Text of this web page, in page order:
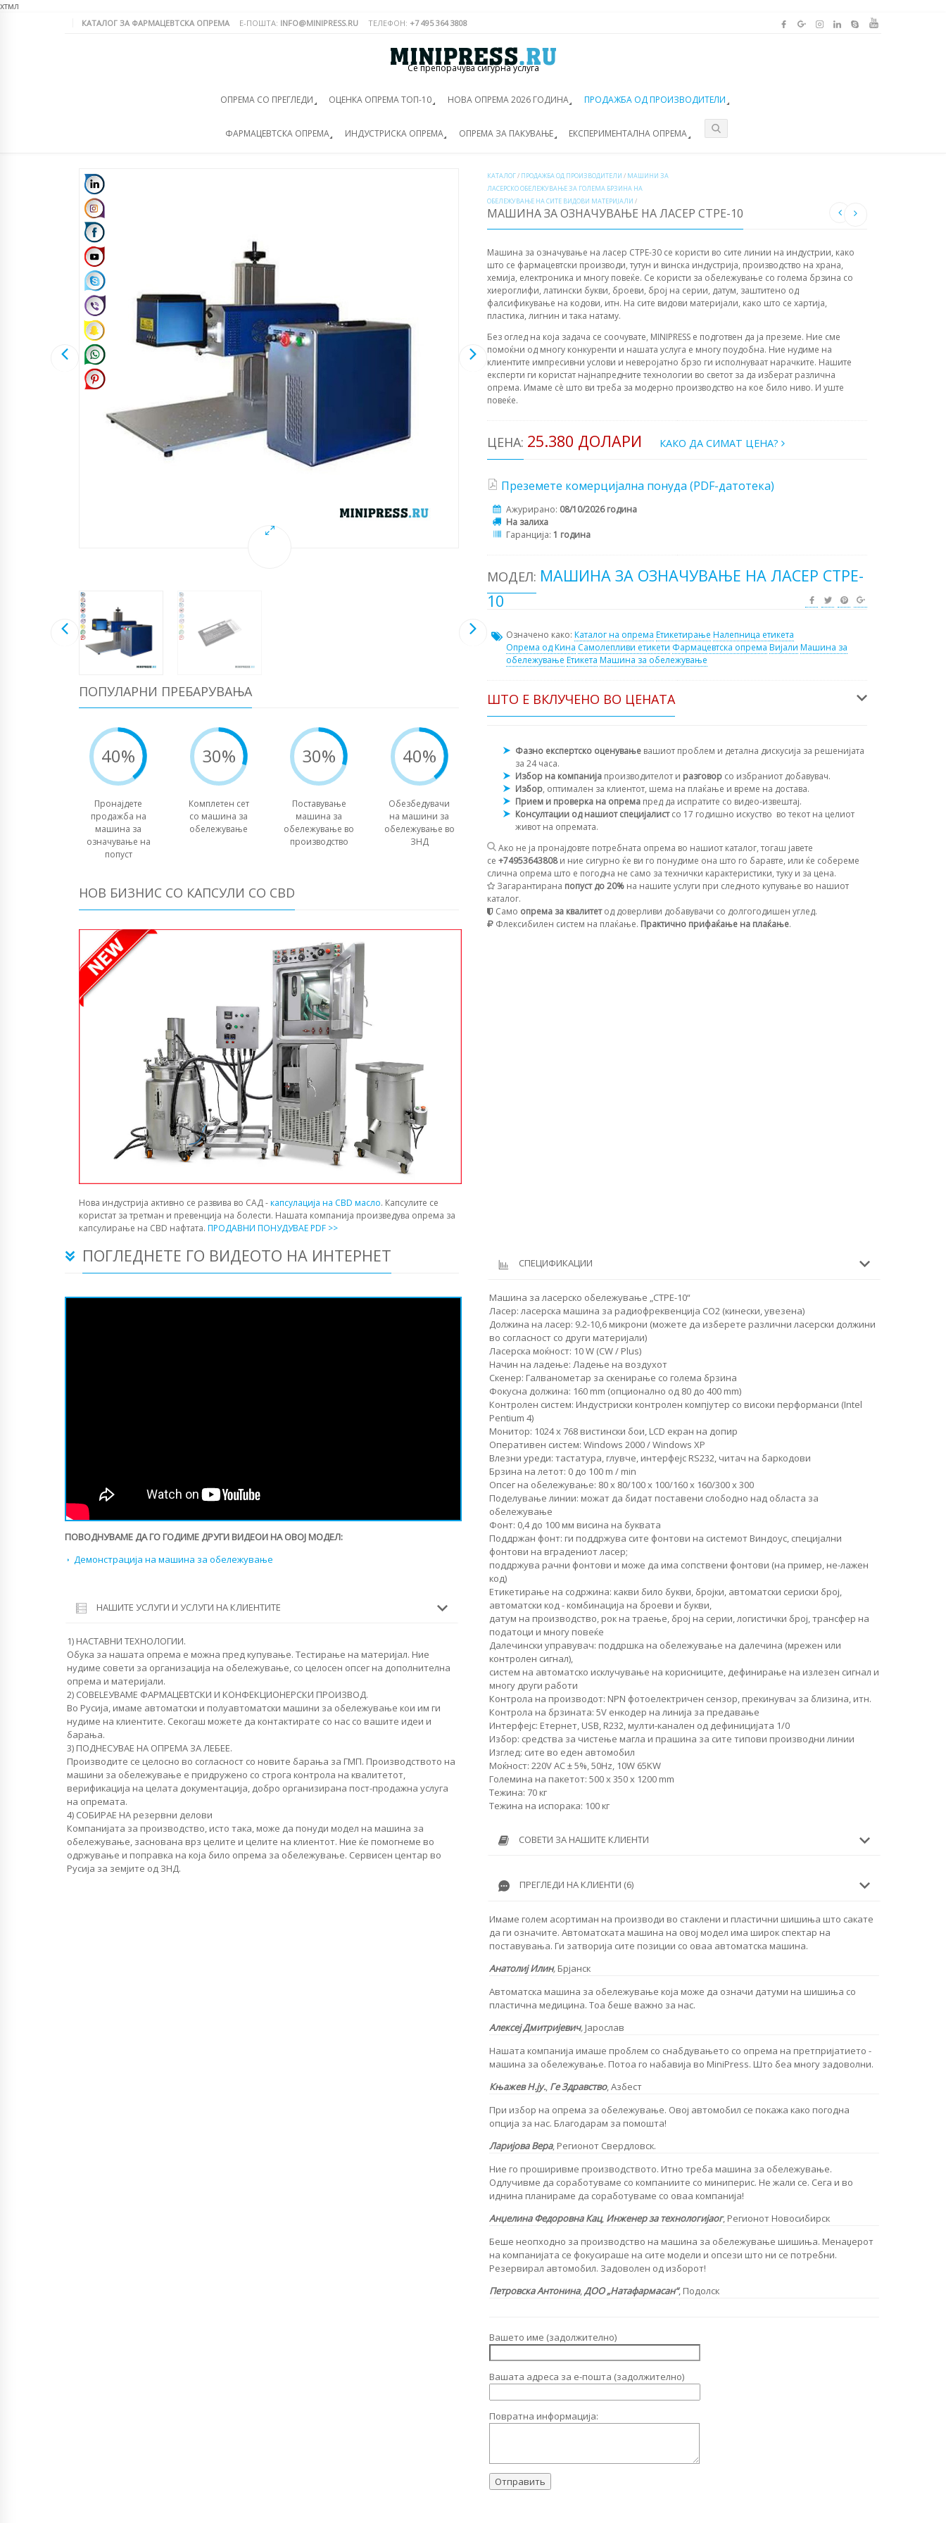
хтмл
КАТАЛОГ ЗА ФАРМАЦЕВТСКА ОПРЕМА Е-ПОШТА: INFO@MINIPRESS.RU ТЕЛЕФОН: +7 495 364 3808
Се препорачува сигурна услуга
ОПРЕМА СО ПРЕГЛЕДИ ОЦЕНКА ОПРЕМА ТОП-10 НОВА ОПРЕМА 2026 ГОДИНА ПРОДАЖБА ОД ПРОИЗВОДИТЕЛИ
ФАРМАЦЕВТСКА ОПРЕМА ИНДУСТРИСКА ОПРЕМА ОПРЕМА ЗА ПАКУВАЊЕ ЕКСПЕРИМЕНТАЛНА ОПРЕМА
ПОПУЛАРНИ ПРЕБАРУВАЊА
40%
Пронајдете
продажба на
машина за
означување на
попуст
30%
Комплетен сет
со машина за
обележување
30%
Поставување
машина за
обележување во
производство
40%
Обезбедувачи
на машини за
обележување во
ЗНД
НОВ БИЗНИС СО КАПСУЛИ СО CBD
Нова индустрија активно се развива во САД -капсулација на CBD масло. Капсулите се
користат за третман и превенција на болести. Нашата компанија произведува опрема за
капсулирање на CBD нафтата. ПРОДАВНИ ПОНУДУВАЕ PDF >>
КАТАЛОГ/ ПРОДАЖБА ОД ПРОИЗВОДИТЕЛИ / МАШИНИ ЗА
ЛАСЕРСКО ОБЕЛЕЖУВАЊЕ ЗА ГОЛЕМА БРЗИНА НА
ОБЕЛЕЖУВАЊЕ НА СИТЕ ВИДОВИ МАТЕРИЈАЛИ /
МАШИНА ЗА ОЗНАЧУВАЊЕ НА ЛАСЕР CTPE-10
Машина за означување на ласер CTPE-30 се користи во сите линии на индустрии, како
што се фармацевтски производи, тутун и винска индустрија, производство на храна,
хемија, електроника и многу повеќе. Се користи за обележување со голема брзина со
хиероглифи, латински букви, броеви, број на серии, датум, заштитено од
фалсификување на кодови, итн. На сите видови материјали, како што се хартија,
пластика, лигнин и така натаму.
Без оглед на која задача се соочувате, MINIPRESS е подготвен да ја преземе. Ние сме
помоќни од многу конкуренти и нашата услуга е многу поудобна. Ние нудиме на
клиентите импресивни услови и неверојатно брзо ги исполнуваат нарачките. Нашите
експерти ги користат најнапредните технологии во светот за да изберат различна
опрема. Имаме сè што ви треба за модерно производство на кое било ниво. И уште
повеќе.
ЦЕНА: 25.380 ДОЛАРИ КАКО ДА СИМАТ ЦЕНА?
Преземете комерцијална понуда (PDF-датотека)
Ажурирано: 08/10/2026 година
На залиха
Гаранција: 1 година
МОДЕЛ: МАШИНА ЗА ОЗНАЧУВАЊЕ НА ЛАСЕР CTPE-
10
Означено како: Каталог на опрема Етикетирање Налепница етикета
Опрема од Кина Самолепливи етикети Фармацевтска опрема Вијали Машина за
обележување Етикета Машина за обележување
ШТО Е ВКЛУЧЕНО ВО ЦЕНАТА
Фазно експертско оценување вашиот проблем и детална дискусија за решенијата
за 24 часа.
Избор на компанија производителот и разговор со избраниот добавувач.
Избор, оптимален за клиентот, шема на плаќање и време на достава.
Прием и проверка на опрема пред да испратите со видео-извештај.
Консултации од нашиот специјалистсо 17 годишно искуство во текот на целиот
живот на опремата.
Ако не ја пронајдовте потребната опрема во нашиот каталог, тогаш јавете
се +74953643808и ние сигурно ќе ви го понудиме она што го баравте, или ќе собереме
слична опрема што е погодна не само за технички карактеристики, туку и за цена.
Загарантирана попуст до 20% на нашите услуги при следното купување во нашиот
каталог.
Само опрема за квалитетод доверливи добавувачи со долгогодишен углед.
Флексибилен систем на плаќање. Практично прифаќање на плаќање.
ПОГЛЕДНЕТЕ ГО ВИДЕОТО НА ИНТЕРНЕТ
ПОВОДНУВАМЕ ДА ГО ГОДИМЕ ДРУГИ ВИДЕОИ НА ОВОЈ МОДЕЛ:
Демонстрација на машина за обележување
НАШИТЕ УСЛУГИ И УСЛУГИ НА КЛИЕНТИТЕ
1) НАСТАВНИ ТЕХНОЛОГИИ.
Обука за нашата опрема е можна пред купување. Тестирање на материјал. Ние
нудиме совети за организација на обележување, со целосен опсег на дополнителна
опрема и материјали.
2) СОВЕLEУВАМЕ ФАРМАЦЕВТСКИ И КОНФЕКЦИОНЕРСКИ ПРОИЗВОД.
Во Русија, имаме автоматски и полуавтоматски машини за обележување кои им ги
нудиме на клиентите. Секогаш можете да контактирате со нас со вашите идеи и
барања.
3) ПОДНЕСУВАЕ НА ОПРЕМА ЗА ЛЕБЕЕ.
Производите се целосно во согласност со новите барања за ГМП. Производството на
машини за обележување е придружено со строга контрола на квалитетот,
верификација на целата документација, добро организирана пост-продажна услуга
на опремата.
4) СОБИРАЕ НА резервни делови
Компанијата за производство, исто така, може да понуди модел на машина за
обележување, заснована врз целите и целите на клиентот. Ние ќе помогнеме во
одржување и поправка на која било опрема за обележување. Сервисен центар во
Русија за земјите од ЗНД.
СПЕЦИФИКАЦИИ
Машина за ласерско обележување „CTPE-10“
Ласер: ласерска машина за радиофреквенција CO2 (кинески, увезена)
Должина на ласер: 9.2-10,6 микрони (можете да изберете различни ласерски должини
во согласност со други материјали)
Ласерска моќност: 10 W (CW / Plus)
Начин на ладење: Ладење на воздухот
Скенер: Галванометар за скенирање со голема брзина
Фокусна должина: 160 mm (опционално од 80 до 400 mm)
Контролен систем: Индустриски контролен компјутер со високи перформанси (Intel
Pentium 4)
Монитор: 1024 x 768 вистински бои, LCD екран на допир
Оперативен систем: Windows 2000 / Windows XP
Влезни уреди: тастатура, глувче, интерфејс RS232, читач на баркодови
Брзина на летот: 0 до 100 m / min
Опсег на обележување: 80 x 80/100 x 100/160 x 160/300 x 300
Поделување линии: можат да бидат поставени слободно над областа за
обележување
Фонт: 0,4 до 100 мм висина на буквата
Поддржан фонт: ги поддржува сите фонтови на системот Виндоус, специјални
фонтови на вградениот ласер;
поддржува рачни фонтови и може да има сопствени фонтови (на пример, не-лажен
код)
Етикетирање на содржина: какви било букви, бројки, автоматски сериски број,
автоматски код - комбинација на броеви и букви,
датум на производство, рок на траење, број на серии, логистички број, трансфер на
податоци и многу повеќе
Далечински управувач: поддршка на обележување на далечина (мрежен или
контролен сигнал),
систем на автоматско исклучување на корисниците, дефинирање на излезен сигнал и
многу други работи
Контрола на производот: NPN фотоелектричен сензор, прекинувач за близина, итн.
Контрола на брзината: 5V енкодер на линија за предавање
Интерфејс: Етернет, USB, R232, мулти-канален од дефиницијата 1/0
Избор: средства за чистење магла и прашина за сите типови производни линии
Изглед: сите во еден автомобил
Моќност: 220V AC ± 5%, 50Hz, 10W 65KW
Големина на пакетот: 500 x 350 x 1200 mm
Тежина: 70 кг
Тежина на испорака: 100 кг
СОВЕТИ ЗА НАШИТЕ КЛИЕНТИ
ПРЕГЛЕДИ НА КЛИЕНТИ (6)
Имаме голем асортиман на производи во стаклени и пластични шишиња што сакате
да ги означите. Автоматската машина на овој модел има широк спектар на
поставувања. Ги затворија сите позиции со оваа автоматска машина.
Анатолиј Илин, Брјанск
Автоматска машина за обележување која може да означи датуми на шишиња со
пластична медицина. Тоа беше важно за нас.
Алексеј Дмитријевич, Јарослав
Нашата компанија имаше проблем со снабдувањето со опрема на претпријатието -
машина за обележување. Потоа го набавија во MiniPress. Што беа многу задоволни.
Књажев Н.ју., Ге Здравство,Азбест
При избор на опрема за обележување. Овој автомобил се покажа како погодна
опција за нас. Благодарам за помошта!
Ларијова Вера, Регионот Свердловск.
Ние го проширивме производството. Итно треба машина за обележување.
Одлучивме да соработуваме со компаниите со миниперис. Не жали се. Сега и во
иднина планираме да соработуваме со оваа компанија!
Анџелина Федоровна Кац, Инженер за технологијаог, Регионот Новосибирск
Беше неопходно за производство на машина за обележување шишиња. Менаџерот
на компанијата се фокусираше на сите модели и опсези што ни се потребни.
Резервирал автомобил. Задоволен од изборот!
Петровска Антонина,ДОО „Натафармасан“, Подолск
Вашето име (задолжително)
Вашата адреса за е-пошта (задолжително)
Повратна информација: